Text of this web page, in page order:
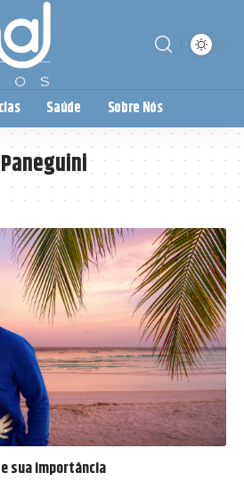
Saúde Sobre Nós
sua importância